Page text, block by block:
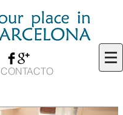
CONTACTO